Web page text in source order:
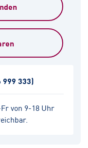
von 9-18 Uhr
999 333)